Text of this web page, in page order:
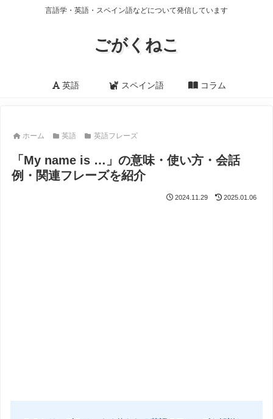
言語学・英語・スペイン語などについて発信しています
ごがくねこ
英語 スペイン語 コラム
ホーム 英語 英語フレーズ
「My name is …」の意味・使い方・会話
例・関連フレーズを紹介
2024.11.29 2025.01.06